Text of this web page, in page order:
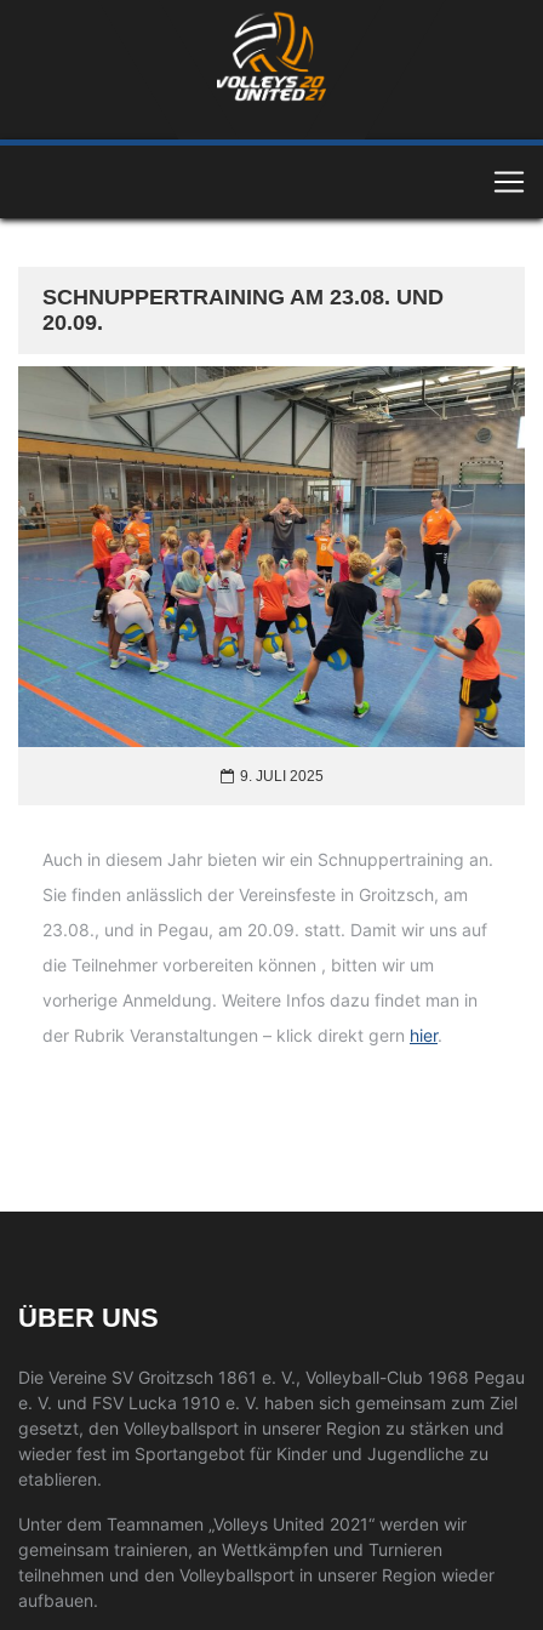
SCHNUPPERTRAINING AM 23.08. UND
20.09.
9. JULI 2025
Auch in diesem Jahr bieten wir ein Schnuppertraining an.
Sie finden anlässlich der Vereinsfeste in Groitzsch, am
23.08., und in Pegau, am 20.09. statt. Damit wir uns auf
die Teilnehmer vorbereiten können , bitten wir um
vorherige Anmeldung. Weitere Infos dazu findet man in
der Rubrik Veranstaltungen – klick direkt gern hier.
ÜBER UNS
Die Vereine SV Groitzsch 1861 e. V., Volleyball-Club 1968 Pegau
e. V. und FSV Lucka 1910 e. V. haben sich gemeinsam zum Ziel
gesetzt, den Volleyballsport in unserer Region zu stärken und
wieder fest im Sportangebot für Kinder und Jugendliche zu
etablieren.
Unter dem Teamnamen „Volleys United 2021“ werden wir
gemeinsam trainieren, an Wettkämpfen und Turnieren
teilnehmen und den Volleyballsport in unserer Region wieder
aufbauen.